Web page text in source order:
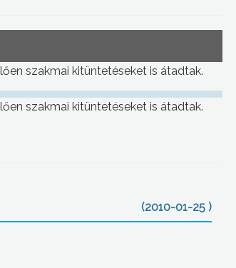
szakmai kitüntetéseket is átadtak.
szakmai kitüntetéseket is átadtak.
(2010-01-25 )